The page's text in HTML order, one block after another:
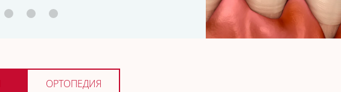
ОРТОПЕДИЯ